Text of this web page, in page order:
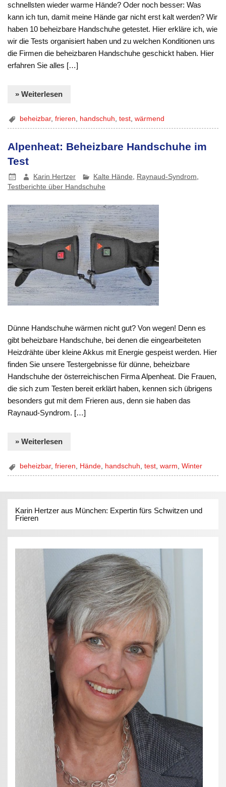
schnellsten wieder warme Hände? Oder noch besser: Was
kann ich tun, damit meine Hände gar nicht erst kalt werden? Wir
haben 10 beheizbare Handschuhe getestet. Hier erkläre ich, wie
wir die Tests organisiert haben und zu welchen Konditionen uns
die Firmen die beheizbaren Handschuhe geschickt haben. Hier
erfahren Sie alles […]
» Weiterlesen
beheizbar,frieren, handschuh,test,wärmend
Alpenheat: Beheizbare Handschuhe im
Test
Karin Hertzer Kalte Hände Raynaud-Syndrom
Testberichte über Handschuhe
Dünne Handschuhe wärmen nicht gut? Von wegen! Denn es
gibt beheizbare Handschuhe, bei denen die eingearbeiteten
Heizdrähte über kleine Akkus mit Energie gespeist werden. Hier
finden Sie unsere Testergebnisse für dünne, beheizbare
Handschuhe der österreichischen Firma Alpenheat. Die Frauen,
die sich zum Testen bereit erklärt haben, kennen sich übrigens
besonders gut mit dem Frieren aus, denn sie haben das
Raynaud-Syndrom. […]
» Weiterlesen
beheizbar,frieren, Hände, handschuh,test,warm,Winter
Karin Hertzer aus München: Expertin fürs Schwitzen und
Frieren